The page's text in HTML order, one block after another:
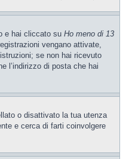
e hai cliccato su Ho meno di 13
vengano attivate,
se non hai ricevuto
l’indirizzo di posta che hai
o disattivato la tua utenza
e cerca di farti coinvolgere